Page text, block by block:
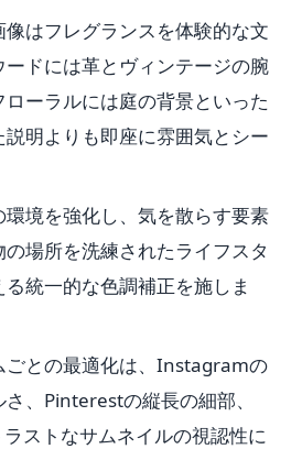
はフレグランスを体験的な文
ドには革とヴィンテージの腕
ーラルには庭の背景といった
明よりも即座に雰囲気とシー
境を強化し、気を散らす要素
場所を洗練されたライフスタ
統一的な色調補正を施しま
ごとの最適化は、Instagramの
、Pinterestの縦長の細部、
ストなサムネイルの視認性に